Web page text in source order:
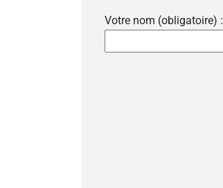
Votre nom (obligatoire) :